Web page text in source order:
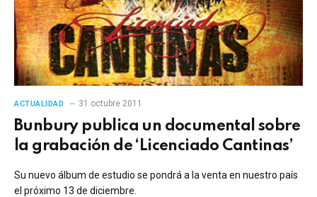
ACTUALIDAD 31 octubre 2011
Bunbury publica un documental sobre
la grabación de ‘Licenciado Cantinas’
Su nuevo álbum de estudio se pondrá a la venta en nuestro país
el próximo 13 de diciembre.